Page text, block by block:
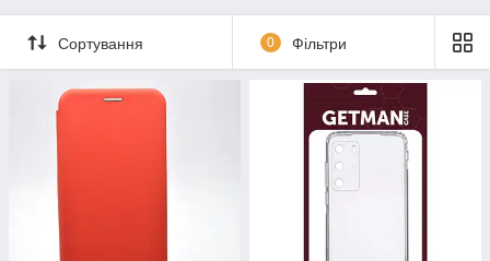
Сортування 0 Фільтри